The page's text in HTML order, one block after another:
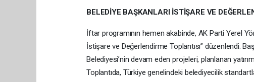
BELEDİYE BAŞKANLARI İSTİŞARE VE
İftar programının hemen akabinde, AK Parti Yerel
İstişare ve Değerlendirme Toplantısı” düzenlendi.
Belediyesi’nin devam eden projeleri, planlanan
Toplantıda, Türkiye genelindeki belediyecilik